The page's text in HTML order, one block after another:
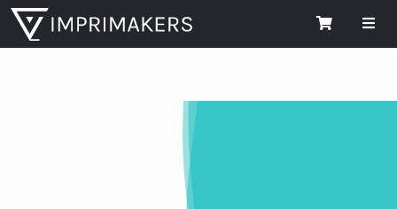
Cart